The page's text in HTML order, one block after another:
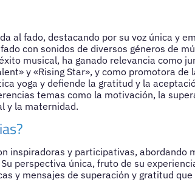
al fado, destacando por su voz única y
con sonidos de diversos géneros de
musical, ha ganado relevancia como
y «Rising Star», y como promotora de
yoga y defiende la gratitud y la
temas como la motivación, la
y la maternidad.
inspiradoras y participativas, abordando
perspectiva única, fruto de su
y mensajes de superación y gratitud